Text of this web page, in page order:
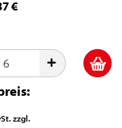
€
zzgl.